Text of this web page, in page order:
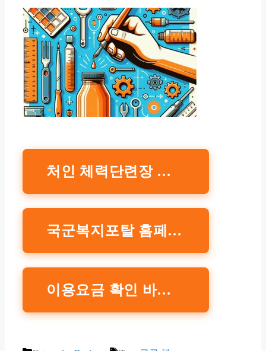
처인 체력단련장 예약하기
국군복지포탈 홈페이지 바로가기
이용요금 확인 바로가기